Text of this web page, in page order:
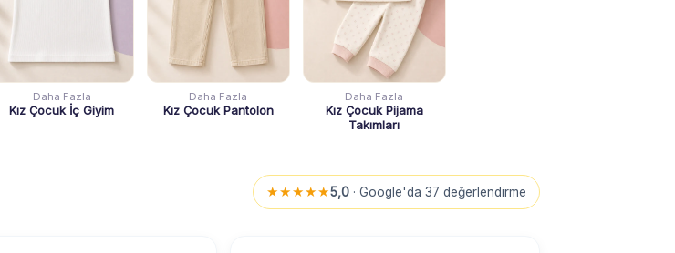
Daha Fazla
Kız Çocuk İç Giyim
Daha Fazla
Kız Çocuk Pantolon
Daha Fazla
Kız Çocuk Pijama
Takımları
★★★★★5,0 · Google'da 37 değerlendirme